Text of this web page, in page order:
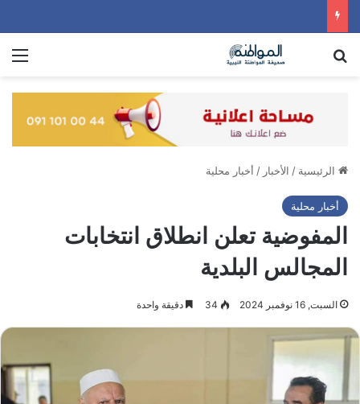
الرئيسية / الأخبار / أخبار محلية
أخبار محلية
المفوضية تعلن انطلاق انتخابات
المجالس البلدية
السبت, 16 نوفمبر 2024 34 دقيقة واحدة